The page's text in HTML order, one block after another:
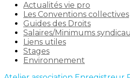
Actualités vie pro
Les Conventions collectives
Guides des Droits
Salaires/Minimums
Liens utiles
Stages
Environnement